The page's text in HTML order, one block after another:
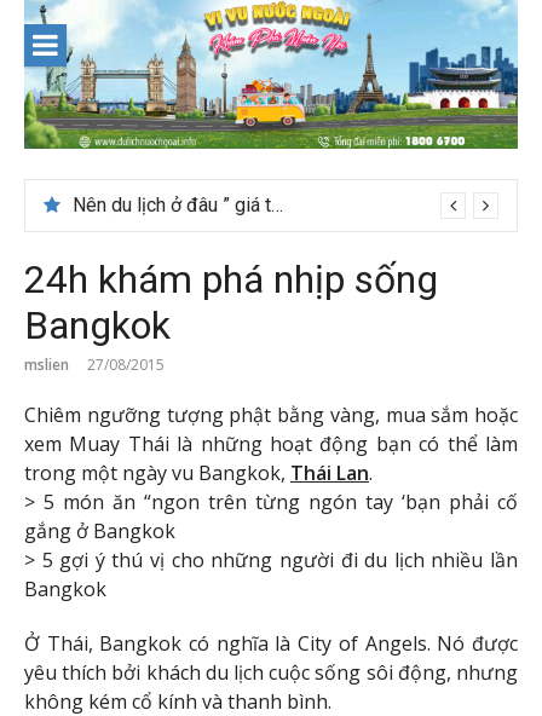
content
Nên du lịch ở đâu ” giá tốt” dịp lễ quốc khánh 2/9
24h khám phá nhịp sống
Bangkok
mslien 27/08/2015
Chiêm ngưỡng tượng phật bằng vàng, mua sắm hoặc
xem Muay Thái là những hoạt động bạn có thể làm
trong một ngày vu Bangkok, Thái Lan.
> 5 món ăn “ngon trên từng ngón tay ‘bạn phải cố
gắng ở Bangkok
> 5 gợi ý thú vị cho những người đi du lịch nhiều lần
Bangkok
Ở Thái, Bangkok có nghĩa là City of Angels. Nó được
yêu thích bởi khách du lịch cuộc sống sôi động, nhưng
không kém cổ kính và thanh bình.